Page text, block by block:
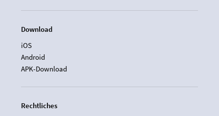
Download
iOS
Android
APK-Download
Rechtliches